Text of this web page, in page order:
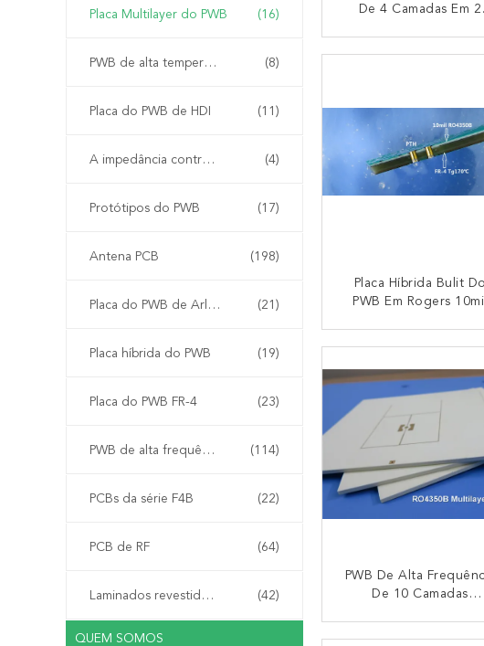
Placa Multilayer do PWB (16)
PWB de alta temperatura (8)
Placa do PWB de HDI (11)
A impedância controlou o PWB (4)
Protótipos do PWB (17)
Antena PCB (198)
Placa do PWB de Arlon (21)
Placa híbrida do PWB (19)
Placa do PWB FR-4 (23)
PWB de alta frequência (114)
PCBs da série F4B (22)
PCB de RF (64)
Laminados revestidos de cobre (42)
QUEM SOMOS
De 4 Camadas Em 2
CONTACTO
Placa Híbrida Bulit Do
PWB Em Rogers
CONTACTO
PWB De Alta
De 10 Camadas
CONTACTO